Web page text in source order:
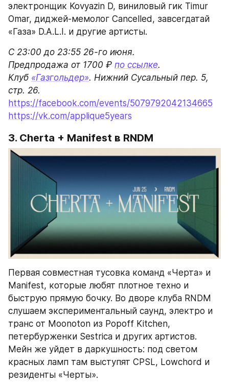
электронщик Kovyazin D, виниловый гик Timur
Omar, диджей-мемолог Cancelled, завсегдатай
«Газа» D.A.L.I. и другие артисты.
С 23:00 до 23:55 26-го июня.
Предпродажа от 1700 ₽ по ссылке.
Клуб «Газгольдер». Нижний Сусальный пер. 5,
https://facebook.com/events/5079792042134665
https://vk.com/applique5years
3. Cherta + Manifest в RNDM
Первая совместная тусовка команд «Черта» и
Manifest, которые любят плотное техно и
быструю прямую бочку. Во дворе клуба RNDM
слушаем экспериментальный саунд, электро и
транс от Moonoton из Popoff Kitchen,
петербурженки Sestrica и других артистов.
Мейн же уйдет в даркушность: под светом
красных ламп там выступят CPSL, Lowchord и
резиденты «Черты».